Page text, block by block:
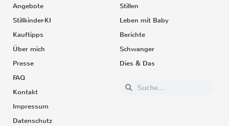
Angebote
Stillkinder-KI
Kauftipps
Über mich
Presse
FAQ
Kontakt
Impressum
Datenschutz
Stillen
Leben mit Baby
Berichte
Schwanger
Dies & Das